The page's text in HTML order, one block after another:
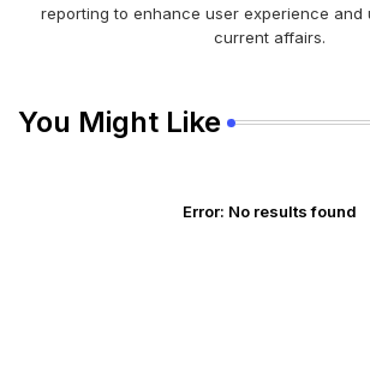
reporting to enhance user experience and
current affairs.
You Might Like
Error: No results found